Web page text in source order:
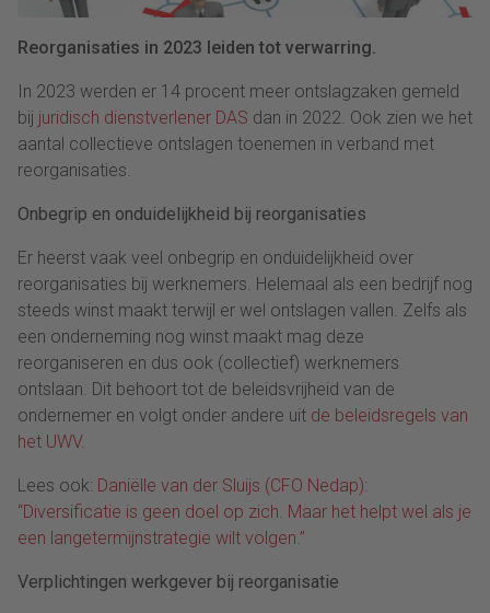
Reorganisaties in 2023 leiden tot verwarring.
In 2023 werden er 14 procent meer ontslagzaken gemeld
bij juridisch dienstverlener DAS dan in 2022. Ook zien we het
aantal collectieve ontslagen toenemen in verband met
reorganisaties.
Onbegrip en onduidelijkheid bij reorganisaties
Er heerst vaak veel onbegrip en onduidelijkheid over
reorganisaties bij werknemers. Helemaal als een bedrijf nog
steeds winst maakt terwijl er wel ontslagen vallen. Zelfs als
een onderneming nog winst maakt mag deze
reorganiseren en dus ook (collectief) werknemers
ontslaan. Dit behoort tot de beleidsvrijheid van de
ondernemer en volgt onder andere uit de beleidsregels van
het UWV.
Lees ook: Daniëlle van der Sluijs (CFO Nedap):
“Diversificatie is geen doel op zich. Maar het helpt wel als je
een langetermijnstrategie wilt volgen.”
Verplichtingen werkgever bij reorganisatie